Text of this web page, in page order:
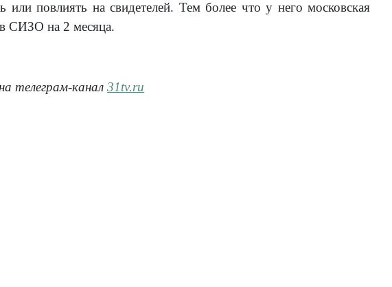
повлиять на свидетелей. Тем более что у него московская
СИЗО на 2 месяца.
телеграм-канал31tv.ru